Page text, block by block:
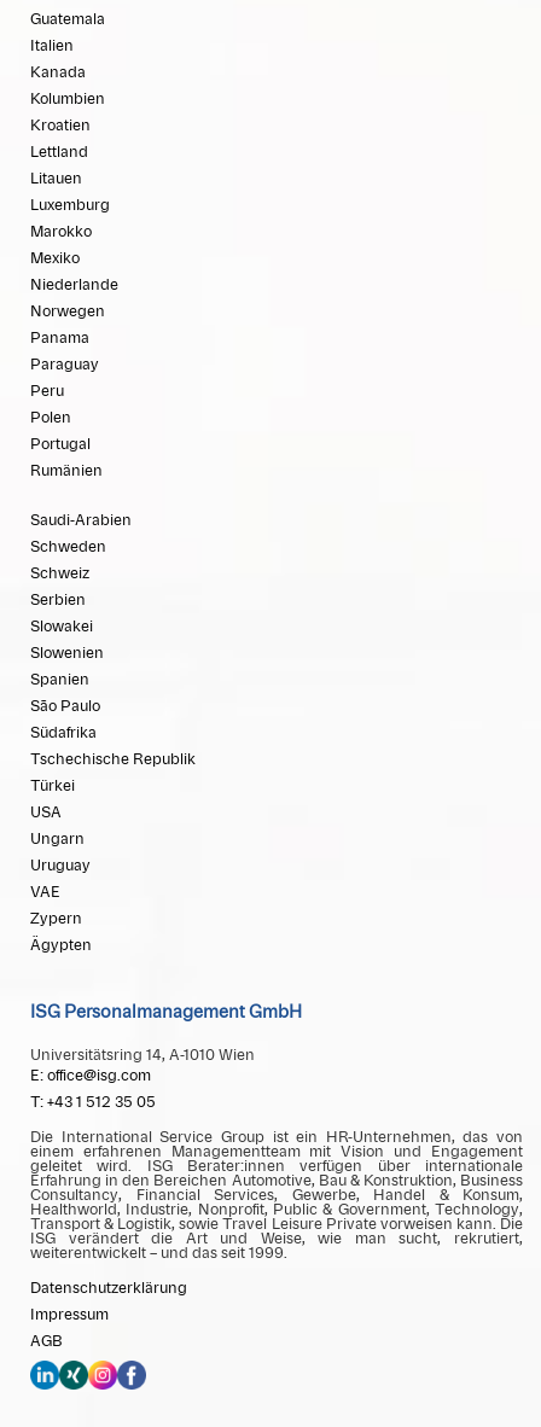
Guatemala
Italien
Kanada
Kolumbien
Kroatien
Lettland
Litauen
Luxemburg
Marokko
Mexiko
Niederlande
Norwegen
Panama
Paraguay
Peru
Polen
Portugal
Rumänien
Saudi-Arabien
Schweden
Schweiz
Serbien
Slowakei
Slowenien
Spanien
São Paulo
Südafrika
Tschechische Republik
Türkei
USA
Ungarn
Uruguay
VAE
Zypern
Ägypten
ISG Personalmanagement GmbH
Universitätsring 14, A-1010 Wien
E: office@isg.com
T: +43 1 512 35 05
Die International Service Group ist ein HR-Unternehmen, das von
einem erfahrenen Managementteam mit Vision und Engagement
geleitet wird. ISG Berater:innen verfügen über internationale
Erfahrung in den Bereichen Automotive, Bau & Konstruktion, Business
Consultancy, Financial Services, Gewerbe, Handel & Konsum,
Healthworld, Industrie, Nonprofit, Public & Government, Technology,
Transport & Logistik, sowie Travel Leisure Private vorweisen kann. Die
ISG verändert die Art und Weise, wie man sucht, rekrutiert,
weiterentwickelt – und das seit 1999.
Datenschutzerklärung
Impressum
AGB